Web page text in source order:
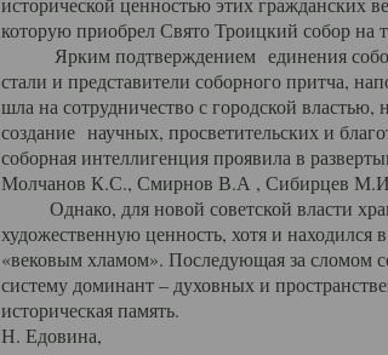
которую приобрел Свято Троицкий собор на
Ярким подтверждением единения
стали и представители соборного притча,
шла на сотрудничество с городской
создание научных, просветительских и
соборная интеллигенция проявила в
Молчанов К.С., Смирнов В.А , Сибирцев
Однако, для новой советской власти
художественную ценность, хотя и
«вековым хламом». Последующая за сломом
систему доминант – духовных и
историческая память.
Н. Едовина,